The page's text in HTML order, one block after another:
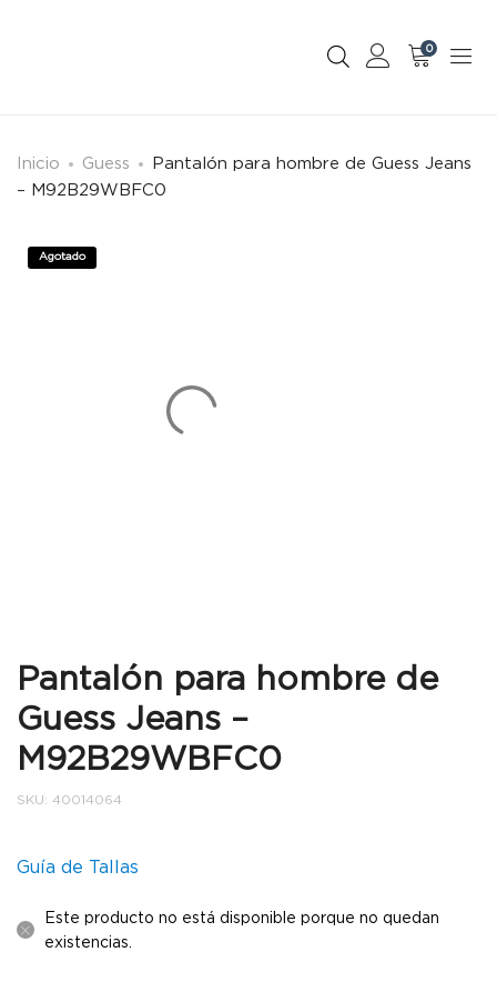
0
Inicio Guess
Pantalón para hombre de Guess Jeans
– M92B29WBFC0
Agotado
Pantalón para hombre de
Guess Jeans –
M92B29WBFC0
SKU: 40014064
Guía de Tallas
Este producto no está disponible porque no quedan
existencias.